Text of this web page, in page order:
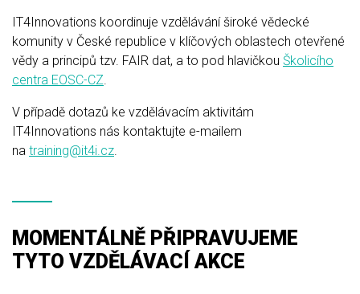
IT4Innovations koordinuje vzdělávání široké vědecké
komunity v České republice v klíčových oblastech otevřené
vědy a principů tzv. FAIR dat, a to pod hlavičkou Školicího
centra EOSC-CZ.
V případě dotazů ke vzdělávacím aktivitám
IT4Innovations nás kontaktujte e-mailem
na training@it4i.cz.
MOMENTÁLNĚ PŘIPRAVUJEME
TYTO VZDĚLÁVACÍ AKCE